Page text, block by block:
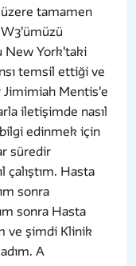
tamamen
New York'taki
temsil ettiği ve
Jimimiah Mentis'e
iletişimde nasıl
bilgi edinmek için
süredir
çalıştım. Hasta
sonra
sonra Hasta
ve şimdi Klinik
A